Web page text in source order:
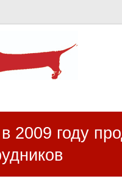
Center
персоналу, e-NPS, оцінка
2009 году